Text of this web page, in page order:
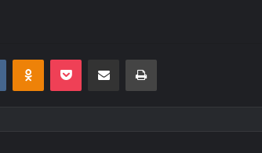
VKontakteOdnoklassniki
Pocket E-Posta ile paylaş Yazdır